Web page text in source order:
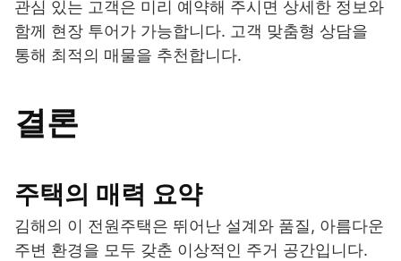
관심 있는 고객은 미리 예약해 주시면 상세한 정보와
함께 현장 투어가 가능합니다. 고객 맞춤형 상담을
통해 최적의 매물을 추천합니다.
결론
주택의 매력 요약
김해의 이 전원주택은 뛰어난 설계와 품질, 아름다운
주변 환경을 모두 갖춘 이상적인 주거 공간입니다.